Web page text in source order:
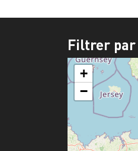
Filtrer par
+
−